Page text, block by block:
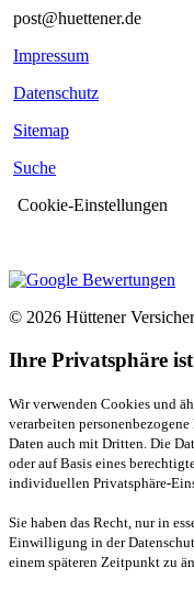
post@huettener.de
Impressum
Datenschutz
Sitemap
Suche
Cookie-Einstellungen
© 2026 Hüttener
Ihre Privatsphäre
Wir verwenden Cookies und
verarbeiten
Daten auch mit Dritten. Die
oder auf Basis eines
individuellen Privatsphäre-
Sie haben das Recht, nur in
Einwilligung in der
einem späteren Zeitpunkt zu